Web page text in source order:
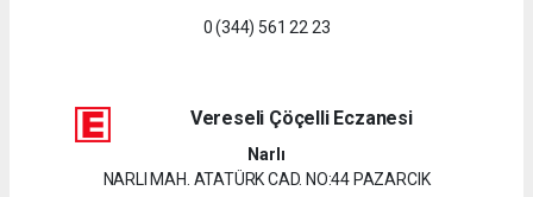
0 (344) 561 22 23
Vereseli Çöçelli Eczanesi
Narlı
NARLI MAH. ATATÜRK CAD. NO:44 PAZARCIK